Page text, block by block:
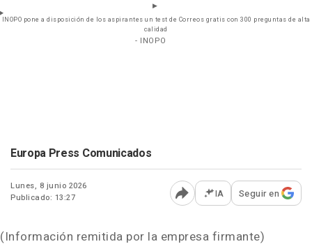
INOPO pone a disposición de los aspirantes un test de Correos gratis con 300 preguntas de alta
calidad
- INOPO
Europa Press Comunicados
Lunes, 8 junio 2026
Publicado: 13:27
Abrir opciones para
IA Seguir en
(Información remitida por la empresa firmante)